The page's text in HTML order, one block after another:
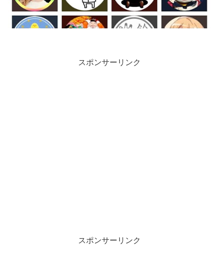
スポンサーリンク
スポンサーリンク